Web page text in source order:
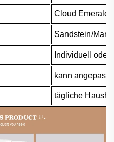
Cloud Emerald/
Sandstein/
Individuell oder
kann
tägliche